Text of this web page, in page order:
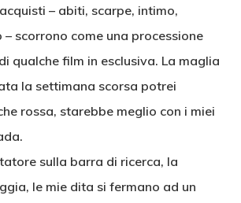
– abiti, scarpe, intimo,
scorrono come una processione
qualche film in esclusiva. La maglia
la settimana scorsa potrei
rossa, starebbe meglio con i miei
sulla barra di ricerca, la
le mie dita si fermano ad un